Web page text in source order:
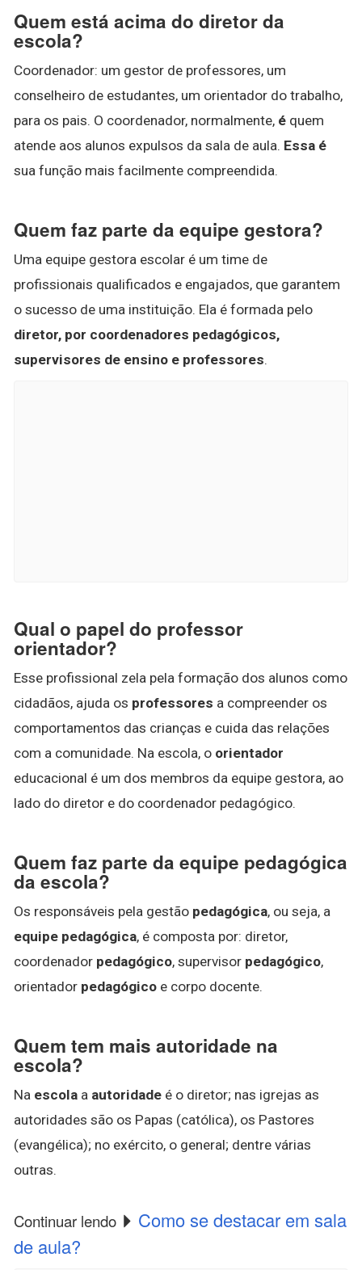
Quem está acima do diretor da
escola?
Coordenador: um gestor de professores, um
conselheiro de estudantes, um orientador do trabalho,
para os pais. O coordenador, normalmente, é quem
atende aos alunos expulsos da sala de aula. Essa é
sua função mais facilmente compreendida.
Quem faz parte da equipe gestora?
Uma equipe gestora escolar é um time de
profissionais qualificados e engajados, que garantem
o sucesso de uma instituição. Ela é formada pelo
diretor, por coordenadores pedagógicos,
supervisores de ensino e professores.
Qual o papel do professor
orientador?
Esse profissional zela pela formação dos alunos como
cidadãos, ajuda os professores a compreender os
comportamentos das crianças e cuida das relações
com a comunidade. Na escola, o orientador
educacional é um dos membros da equipe gestora, ao
lado do diretor e do coordenador pedagógico.
Quem faz parte da equipe pedagógica
da escola?
Os responsáveis pela gestão pedagógica, ou seja, a
equipe pedagógica, é composta por: diretor,
coordenador pedagógico, supervisor pedagógico,
orientador pedagógico e corpo docente.
Quem tem mais autoridade na
escola?
Na escola a autoridade é o diretor; nas igrejas as
autoridades são os Papas (católica), os Pastores
(evangélica); no exército, o general; dentre várias
outras.
Continuar lendo
Como se destacar em sala
de aula?